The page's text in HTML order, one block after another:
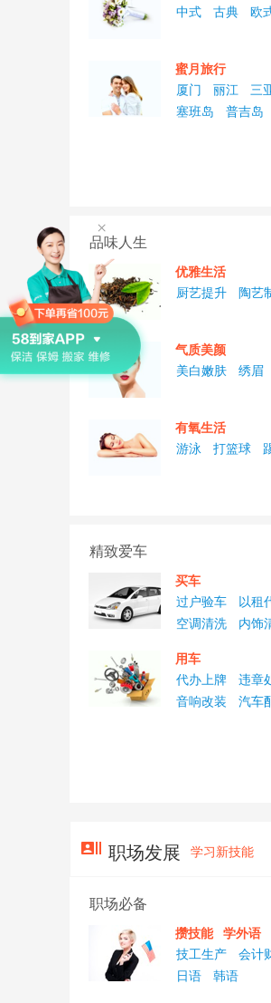
中式 古典 欧
蜜月旅行
厦门 丽江 三
塞班岛
普吉岛
品味人生
优雅生活
厨艺提升 陶艺
气质美颜
美白嫩肤 绣眉
有氧生活
游泳 打篮球
精致爱车
买车
过户验车 以租
空调清洗
内饰
用车
代办上牌 违章
音响改装
汽车
职场发展 学习新技能
职场必备
攒技能 学外语
技工生产 会计
日语
韩语
×